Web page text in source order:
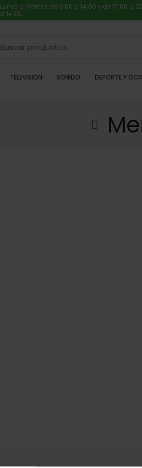
Lunes a Viernes de 9:00 a 14:00 y de 17:00 a
a 14:00.
TELEVISIÓN SONIDO DEPORTE Y